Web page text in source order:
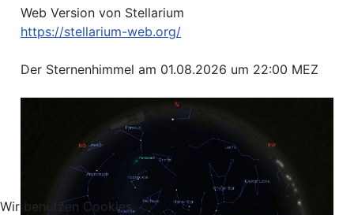
Web Version von Stellarium
https://stellarium-web.org/
Der Sternenhimmel am 01.08.2026 um 22:00 MEZ
Wir benutzen Cookies